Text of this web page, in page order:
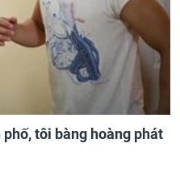
tôi bàng hoàng phát